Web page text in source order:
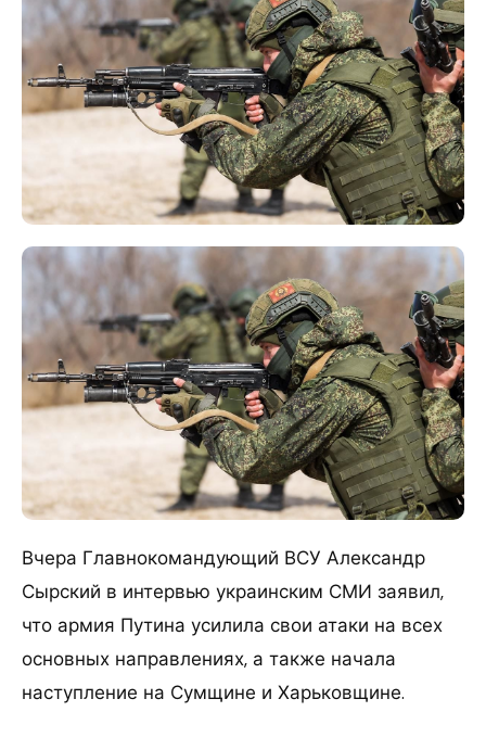
Вчера Главнокомандующий ВСУ Александр
Сырский в интервью украинским СМИ заявил,
что армия Путина усилила свои атаки на всех
основных направлениях, а также начала
наступление на Сумщине и Харьковщине.